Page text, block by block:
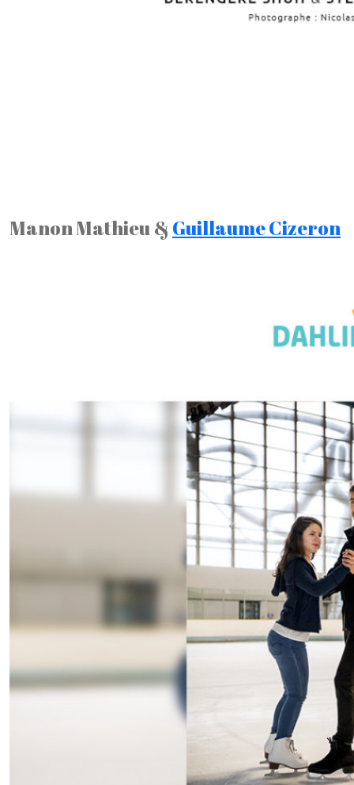
Manon Mathieu & Guillaume Cizeron